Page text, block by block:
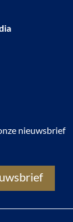
nieuwsbrief